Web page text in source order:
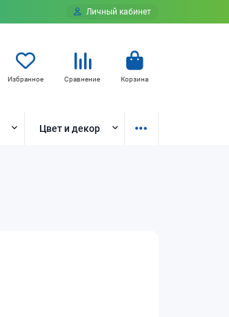
Личный кабинет
Избранное Сравнение Корзина
Цвет и декор